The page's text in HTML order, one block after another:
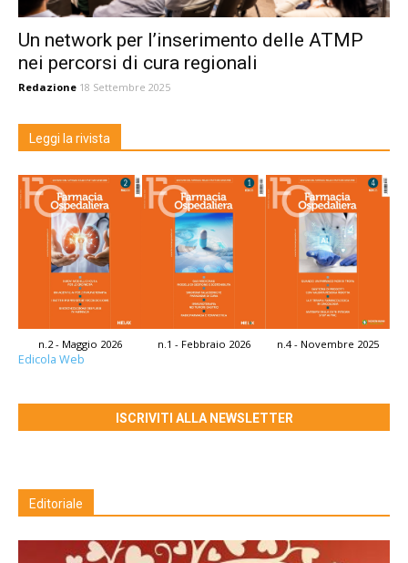
Un network per l’inserimento delle ATMP
nei percorsi di cura regionali
Redazione 18 Settembre 2025
Leggi la rivista
n.2 - Maggio 2026 n.1 - Febbraio 2026 n.4 - Novembre 2025
Edicola Web
ISCRIVITI ALLA NEWSLETTER
Editoriale